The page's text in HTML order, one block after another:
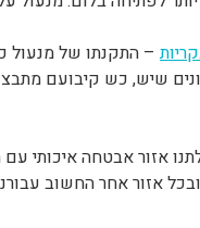
– התקנתו של מנעול
שיש, כש קיבועם
אזור אבטחה איכותי
אזור אחר החשוב